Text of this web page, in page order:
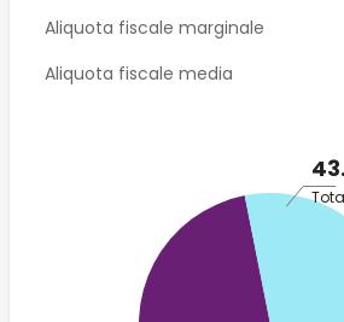
Aliquota fiscale marginale
Aliquota fiscale media